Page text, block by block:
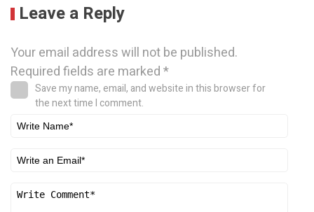
Leave a Reply
Your email address will not be published.
Required fields are marked*
Save my name, email, and website in this browser for
the next time I comment.